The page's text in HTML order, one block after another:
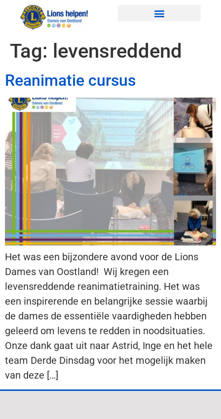
Tag: levensreddend
Reanimatie cursus
Het was een bijzondere avond voor de Lions
Dames van Oostland! Wij kregen een
levensreddende reanimatietraining. Het was
een inspirerende en belangrijke sessie waarbij
de dames de essentiële vaardigheden hebben
geleerd om levens te redden in noodsituaties.
Onze dank gaat uit naar Astrid, Inge en het hele
team Derde Dinsdag voor het mogelijk maken
van deze […]